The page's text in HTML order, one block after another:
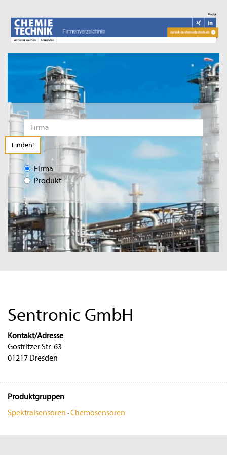
Finden!
Firma
Produkt
Sentronic GmbH
Kontakt/Adresse
Gostritzer Str. 63
01217 Dresden
Produktgruppen
Spektralsensoren ·Chemosensoren